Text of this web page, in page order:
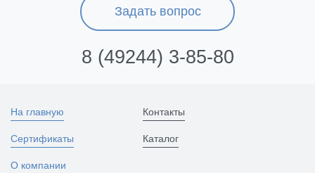
Задать вопрос
8 (49244) 3-85-80
На главную
Сертификаты
О компании
Контакты
Каталог